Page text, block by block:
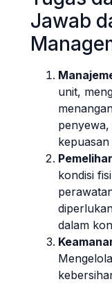
Jawab
unit,
kondisi
dalam